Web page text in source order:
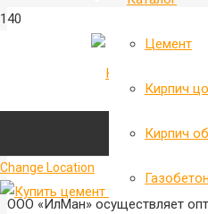
Цемент
Кирпич
Кирпич
Change Location
ООО «ИлМан» осуществляет